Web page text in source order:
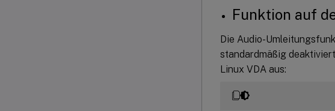
Funktion auf
Die Audio-
standardmäßig
Linux VDA aus: